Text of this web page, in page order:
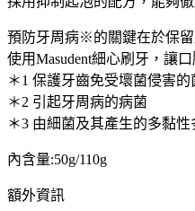
防
出
血
牙
周
病
希
臘
連
預防牙周病※的關鍵在於保留
使用Masudent細心刷牙，讓
＊1 保護牙齒免受壞菌侵害的
＊2 引起牙周病的病菌
＊3 由細菌及其產生的多黏
內含量:50g/110g
額外資訊